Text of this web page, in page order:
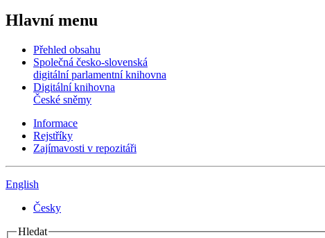
Hlavní menu
Přehled obsahu
Společná česko-slovenská
digitální parlamentní knihovna
Digitální knihovna
České sněmy
Informace
Rejstříky
Zajímavosti v repozitáři
English
Česky
Hledat